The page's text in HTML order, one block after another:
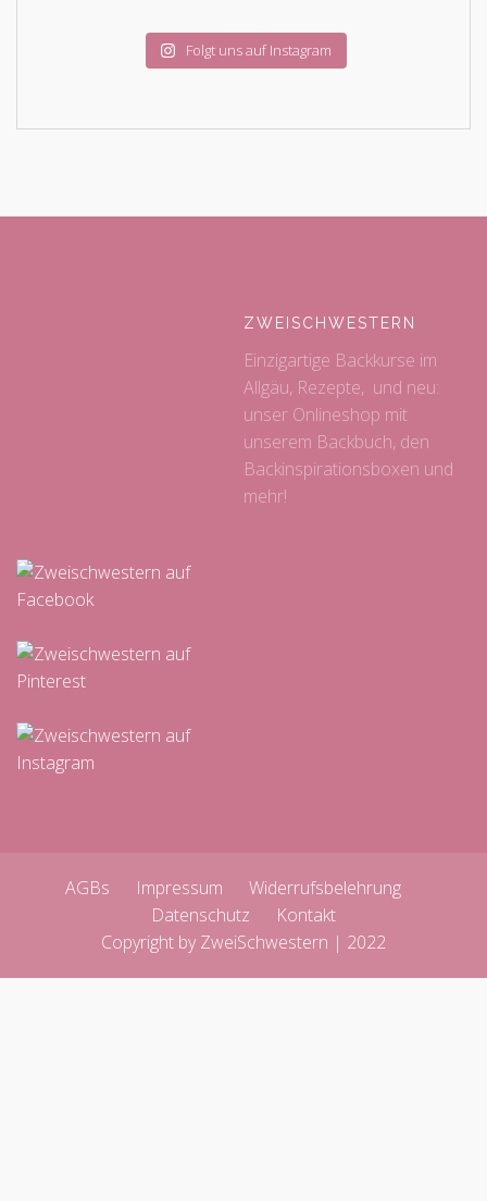
Folgt uns auf Instagram
ZWEISCHWESTERN
Einzigartige Backkurse im
Allgäu, Rezepte, und neu:
unser Onlineshop mit
unserem Backbuch, den
Backinspirationsboxen und
mehr!
AGBs Impressum
Widerrufsbelehrung
Datenschutz
Kontakt
Copyright by ZweiSchwestern | 2022